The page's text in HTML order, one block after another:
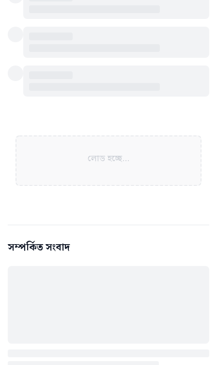
লোড হচ্ছে...
সম্পর্কিত সংবাদ